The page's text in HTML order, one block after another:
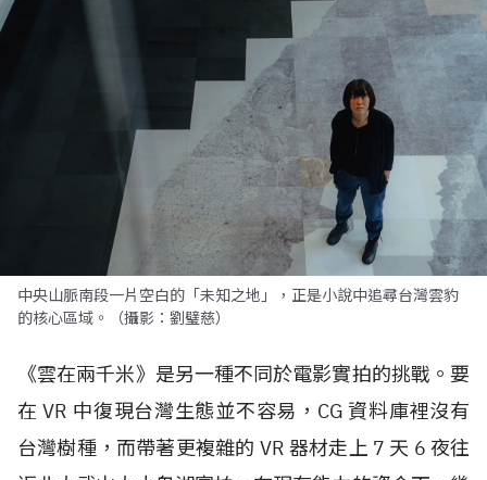
中央山脈南段一片空白的「未知之地」，正是小說中追尋台灣雲豹
的核心區域。（攝影：劉璧慈）
《雲在兩千米》是另一種不同於電影實拍的挑戰。要
在VR 中復現台灣生態並不容易， CG資料庫裡沒有
台灣樹種，而帶著更複雜的 VR 器材走上 7 天 6 夜往